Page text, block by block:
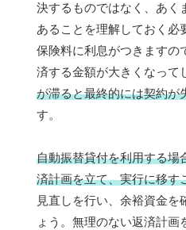
決するものではなく、あく
あることを理解しておく必
保険料に利息がつきますの
済する金額が大きくなって
が滞ると最終的には契約が
す。
自動振替貸付を利用する場
済計画を立て、実行に移す
見直しを行い、余裕資金を
ょう。無理のない返済計